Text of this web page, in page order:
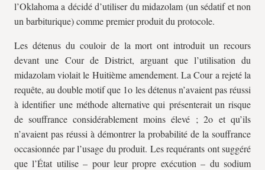
l’Oklahoma a décidé d’utiliser du midazolam (un sédatif et non
un barbiturique) comme premier produit du protocole.
Les détenus du couloir de la mort ont introduit un recours
devant une Cour de District, arguant que l’utilisation du
midazolam violait le Huitième amendement. La Cour a rejeté la
requête, au double motif que 1o les détenus n’avaient pas réussi
à identifier une méthode alternative qui présenterait un risque
de souffrance considérablement moins élevé ; 2o et qu’ils
n’avaient pas réussi à démontrer la probabilité de la souffrance
occasionnée par l’usage du produit. Les requérants ont suggéré
que l’État utilise – pour leur propre exécution – du sodium